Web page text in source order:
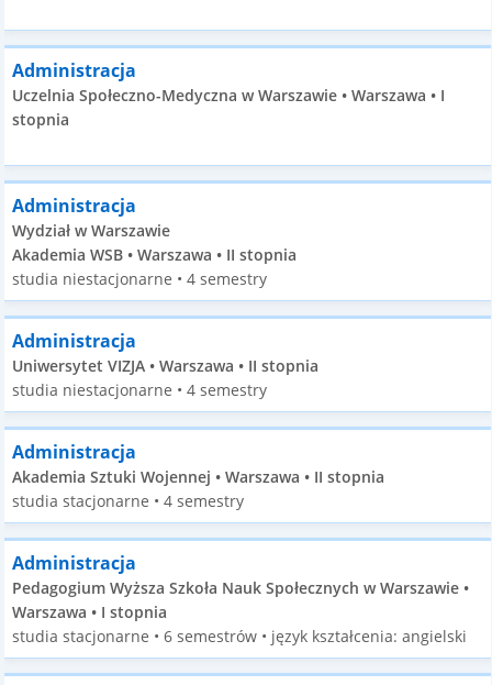
Administracja
Uczelnia Społeczno-Medyczna w Warszawie • Warszawa • I
stopnia
Administracja
Wydział w Warszawie
Akademia WSB • Warszawa • II stopnia
studia niestacjonarne • 4 semestry
Administracja
Uniwersytet VIZJA • Warszawa • II stopnia
studia niestacjonarne • 4 semestry
Administracja
Akademia Sztuki Wojennej • Warszawa • II stopnia
studia stacjonarne • 4 semestry
Administracja
Pedagogium Wyższa Szkoła Nauk Społecznych w Warszawie •
Warszawa • I stopnia
studia stacjonarne • 6 semestrów • język kształcenia: angielski